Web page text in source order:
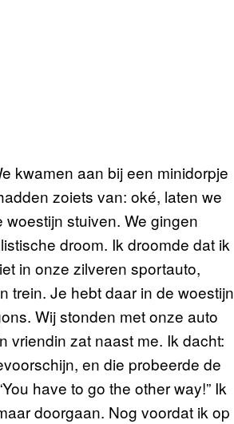
kwamen aan bij een minidorpje
zoiets van: oké, laten we
stuiven. We gingen
droom. Ik droomde dat ik
in onze zilveren sportauto,
trein. Je hebt daar in de woestijn
Wij stonden met onze auto
vriendin zat naast me. Ik dacht:
en die probeerde de
have to go the other way!” Ik
doorgaan. Nog voordat ik op